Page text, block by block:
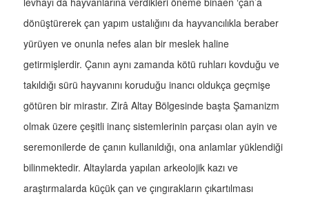
dönüştürerek çan yapım ustalığını da hayvancılıkla beraber
yürüyen ve onunla nefes alan bir meslek haline
getirmişlerdir. Çanın aynı zamanda kötü ruhları kovduğu ve
takıldığı sürü hayvanını koruduğu inancı oldukça geçmişe
götüren bir mirastır. Zirâ Altay Bölgesinde başta Şamanizm
olmak üzere çeşitli inanç sistemlerinin parçası olan ayin ve
seremonilerde de çanın kullanıldığı, ona anlamlar yüklendiği
bilinmektedir. Altaylarda yapılan arkeolojik kazı ve
araştırmalarda küçük çan ve çıngırakların çıkartılması